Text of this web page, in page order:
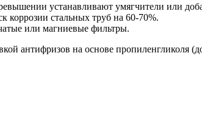
устанавливают умягчители или
коррозии стальных труб на 60-70%.
или магниевые фильтры.
антифризов на основе пропиленгликоля